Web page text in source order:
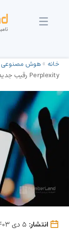
خانه »هوش مصنوعی
Perplexity رقیب جدید گوگل
انتشار: